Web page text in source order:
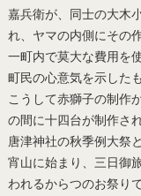
嘉兵衛が、同士の大木
れ、ヤマの内側にその
一町内で莫大な費用を
町民の心意気を示した
こうして赤獅子の制作
の間に十四台が制作さ
唐津神社の秋季例大祭
宵山に始まり、三日御
われるからつのお祭りで